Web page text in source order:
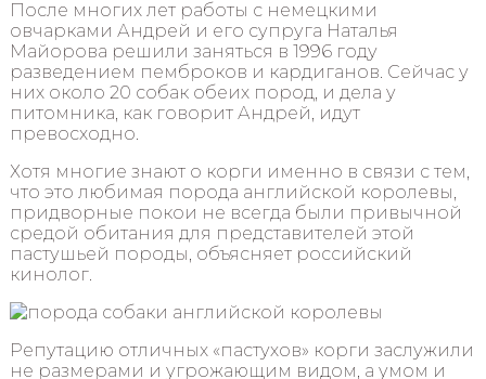
После многих лет работы с немецкими
овчарками Андрей и его супруга Наталья
Майорова решили заняться в 1996 году
разведением пемброков и кардиганов. Сейчас у
них около 20 собак обеих пород, и дела у
питомника, как говорит Андрей, идут
превосходно.
Хотя многие знают о корги именно в связи с тем,
что это любимая порода английской королевы,
придворные покои не всегда были привычной
средой обитания для представителей этой
пастушьей породы, объясняет российский
кинолог.
Репутацию отличных «пастухов» корги заслужили
не размерами и угрожающим видом, а умом и